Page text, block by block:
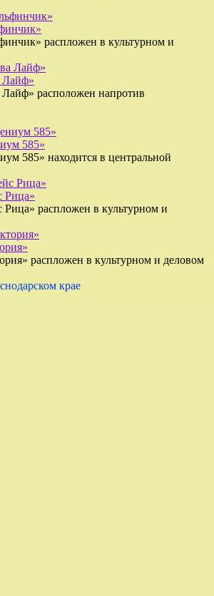
распложен в культурном и
Лайф»
расположен напротив
585»
585» находится в центральной
Рица»
Рица» распложен в культурном и
распложен в культурном и деловом
крае